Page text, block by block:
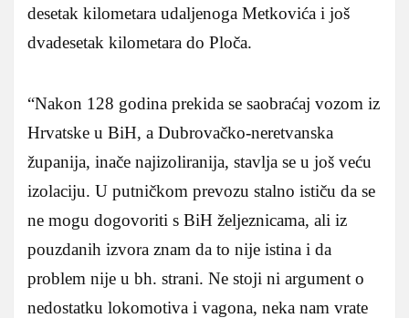
desetak kilometara udaljenoga Metkovića i još
dvadesetak kilometara do Ploča.
“Nakon 128 godina prekida se saobraćaj vozom iz
Hrvatske u BiH, a Dubrovačko-neretvanska
županija, inače najizoliranija, stavlja se u još veću
izolaciju. U putničkom prevozu stalno ističu da se
ne mogu dogovoriti s BiH željeznicama, ali iz
pouzdanih izvora znam da to nije istina i da
problem nije u bh. strani. Ne stoji ni argument o
nedostatku lokomotiva i vagona, neka nam vrate